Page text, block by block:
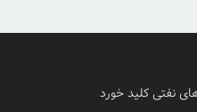
نفتی کلید خورد